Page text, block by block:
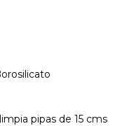
pipas de 15 cms